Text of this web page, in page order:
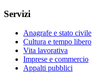
Servizi
Anagrafe e stato civile
Cultura e tempo libero
Vita lavorativa
Imprese e commercio
Appalti pubblici